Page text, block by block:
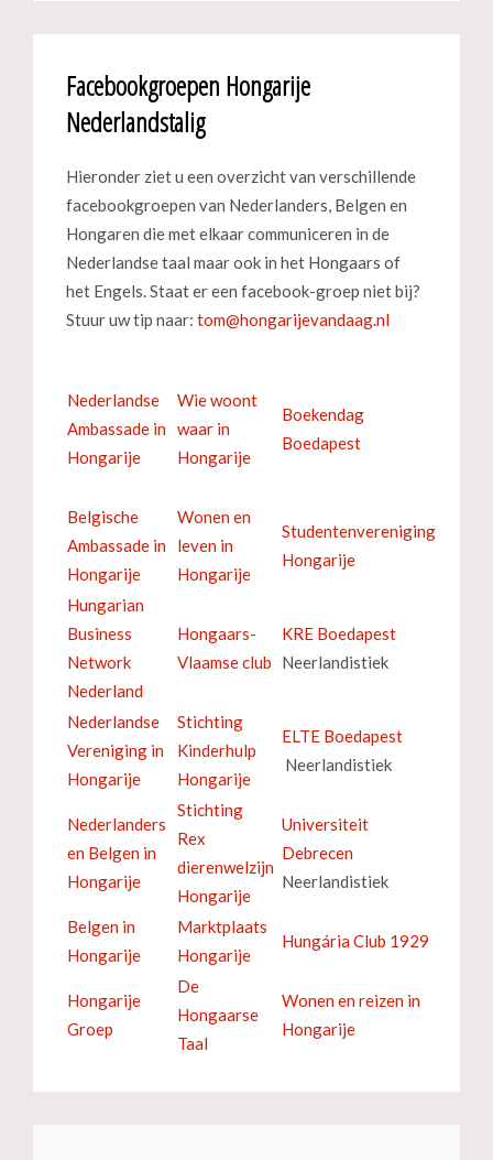
Facebookgroepen Hongarije
Nederlandstalig
Hieronder ziet u een overzicht van verschillende
facebookgroepen van Nederlanders, Belgen en
Hongaren die met elkaar communiceren in de
Nederlandse taal maar ook in het Hongaars of
het Engels. Staat er een facebook-groep niet bij?
Stuur uw tip naar:
Nederlandse
Ambassade in
Hongarije
Wie woont
waar in
Hongarije
Boekendag
Boedapest
Belgische
Ambassade in
Hongarije
Wonen en
leven in
Hongarije
Studentenvereniging
Hongarije
Hungarian
Business
Network
Nederland
Hongaars-
Vlaamse club
KRE Boedapest
Neerlandistiek
Nederlandse
Vereniging in
Hongarije
Stichting
Kinderhulp
Hongarije
ELTE Boedapest
Neerlandistiek
Nederlanders
en Belgen in
Hongarije
Stichting
Rex
dierenwelzijn
Hongarije
Universiteit
Debrecen
Neerlandistiek
Belgen in
Hongarije
Marktplaats
Hongarije
Hungária Club 1929
Hongarije
Groep
De
Hongaarse
Taal
Wonen en reizen in
Hongarije